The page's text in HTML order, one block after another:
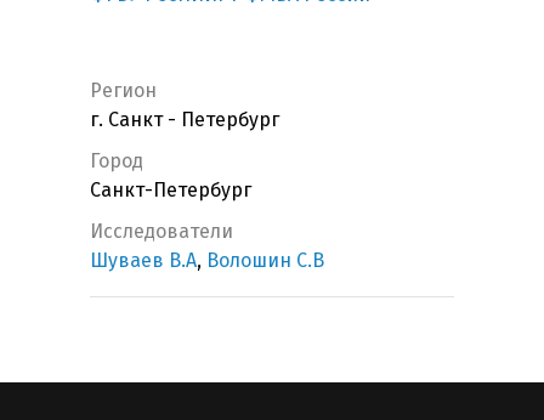
Регион
г. Санкт - Петербург
Город
Санкт-Петербург
Исследователи
Шуваев В.А, Волошин С.В